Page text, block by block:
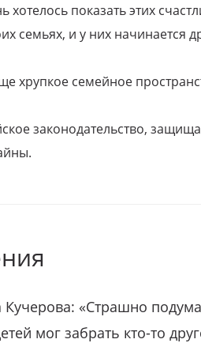
показать этих
семьях, и у них начинается
хрупкое семейное
законодательство,
Кучерова: «Страшно
мог забрать кто-то